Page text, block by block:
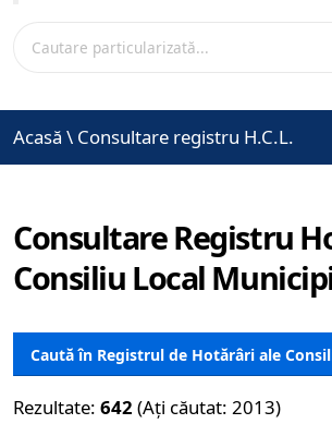
Acasă \ Consultare registru H.C.L.
Consultare Registru
Consiliu Local
Caută în Registrul de Hotărâri ale
Rezultate: 642 (Ați căutat: 2013)